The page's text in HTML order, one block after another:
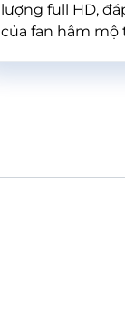
lượng full HD,
của fan hâm mộ